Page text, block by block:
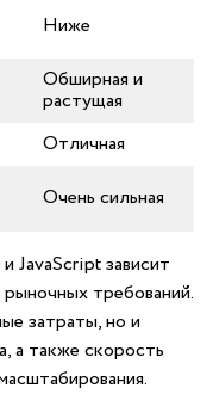
Ниже
Обширная и
растущая
Отличная
Очень‍ сильная
JavaScript зависит
требований.
затраты, но и
а также скорость